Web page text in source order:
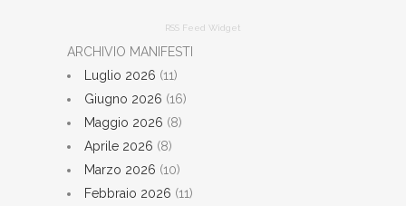
RSS Feed Widget
ARCHIVIO MANIFESTI
Luglio 2026 (11)
Giugno 2026 (16)
Maggio 2026 (8)
Aprile 2026 (8)
Marzo 2026 (10)
Febbraio 2026 (11)